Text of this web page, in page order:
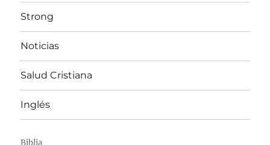
Strong
Noticias
Salud Cristiana
Inglés
Biblia